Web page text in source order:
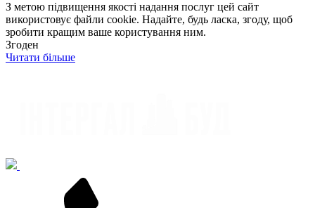
З метою підвищення якості надання послуг цей сайт
використовує файли cookie. Надайте, будь ласка, згоду, щоб
зробити кращим ваше користування ним.
Згоден
Читати більше